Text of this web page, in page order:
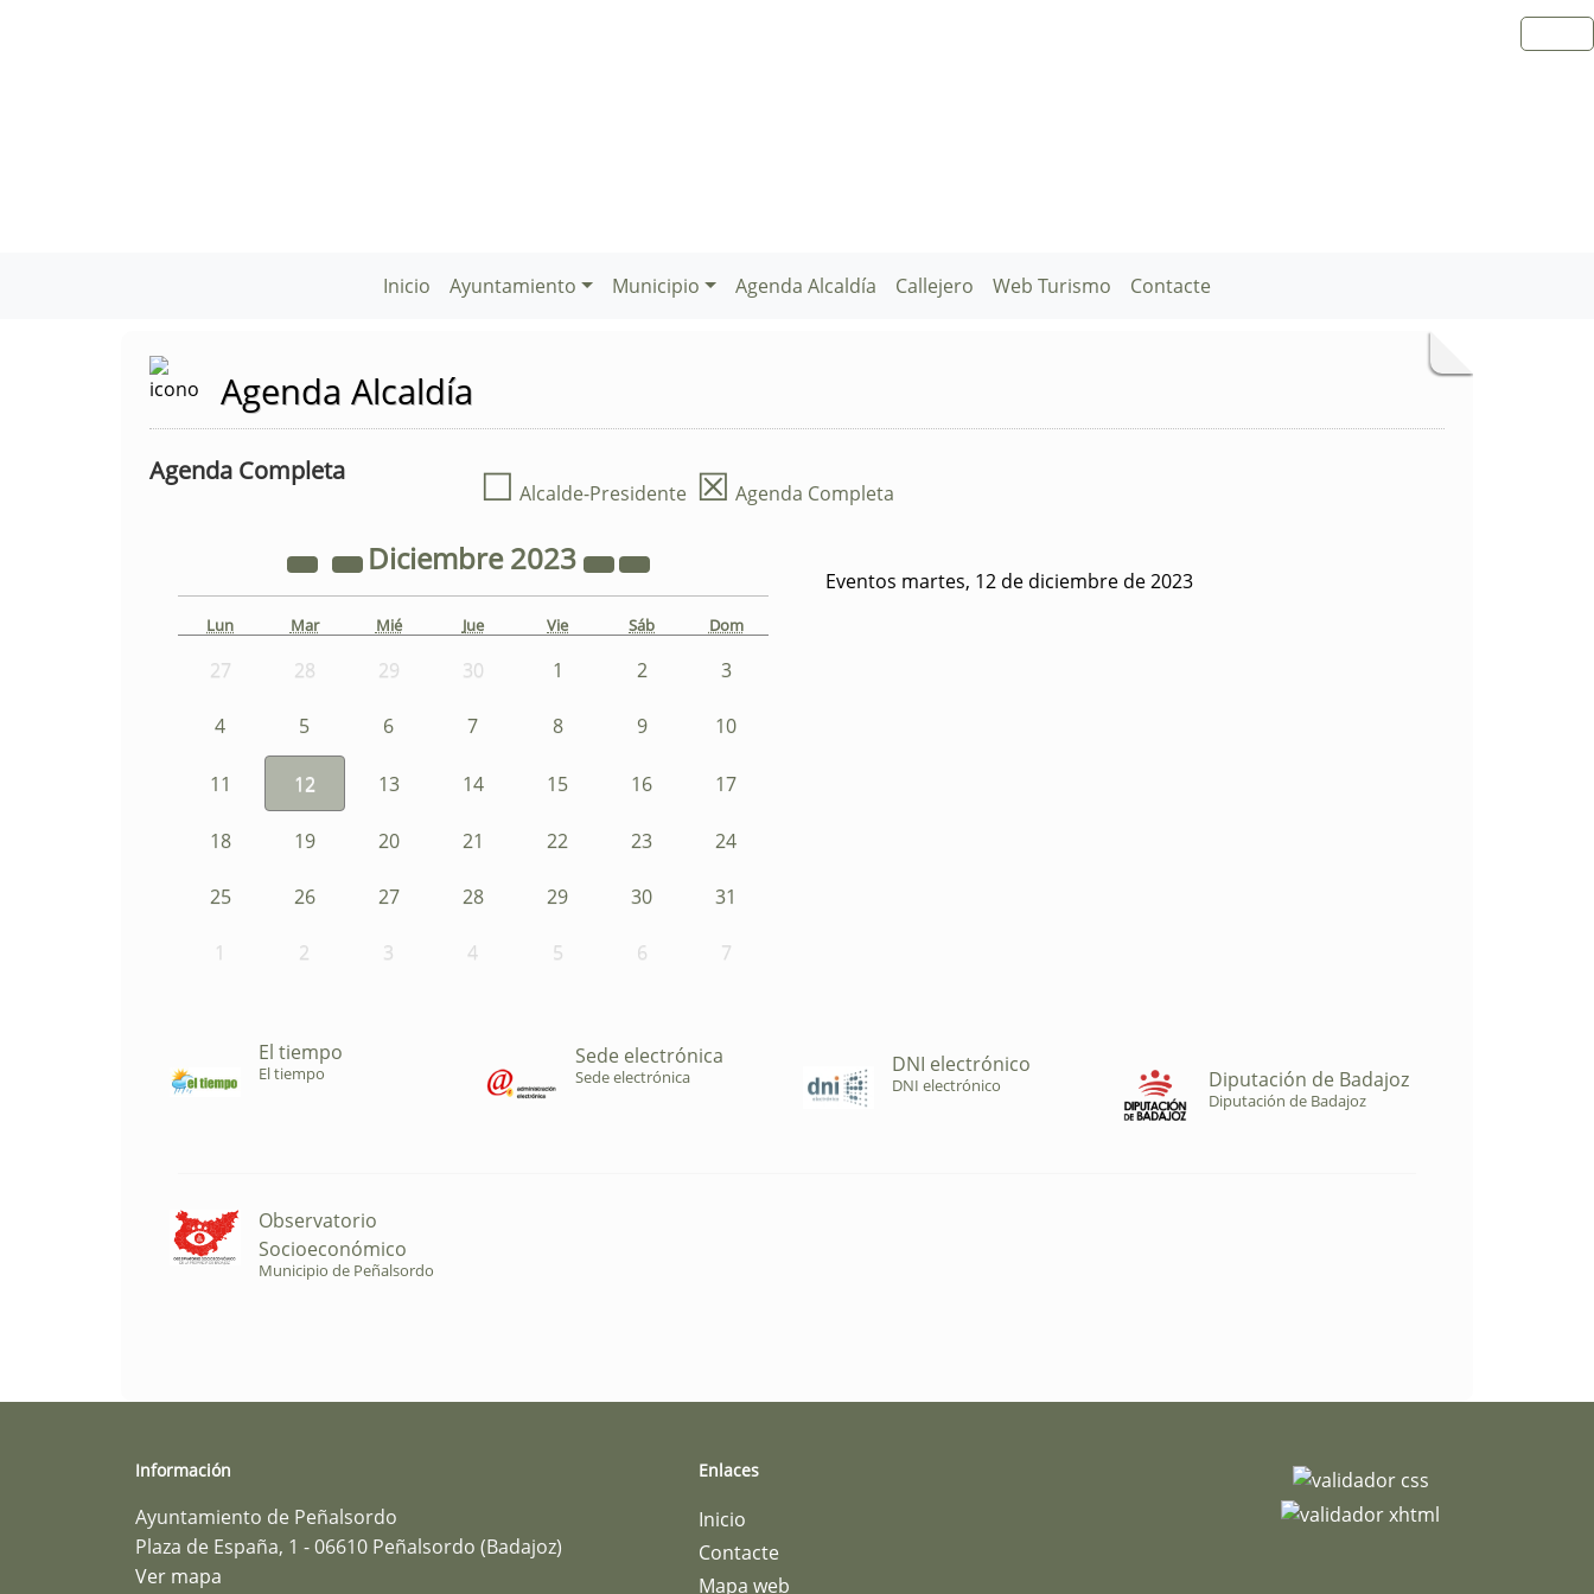
Inicio Ayuntamiento Municipio Agenda Alcaldía Callejero Web Turismo Contacte
Agenda Alcaldía
Agenda Completa ☐ Alcalde-Presidente ☒ Agenda Completa
Diciembre2023
Lun Mar Mié Jue Vie Sáb Dom
27 28 29 30 1 2 3
4 5 6 7 8 9 10
11 12 13 14 15 16 17
18 19 20 21 22 23 24
25 26 27 28 29 30 31
1 2 3 4 5 6 7
Eventos martes, 12 de diciembre de 2023
El tiempo
El tiempo
Sede electrónica
Sede electrónica DNI electrónico
DNI electrónico Diputación de Badajoz
Diputación de Badajoz
Observatorio
Socioeconómico
Municipio de Peñalsordo
Información
Ayuntamiento de Peñalsordo
Plaza de España, 1 - 06610 Peñalsordo (Badajoz)
Ver mapa
Enlaces
Inicio
Contacte
Mapa web